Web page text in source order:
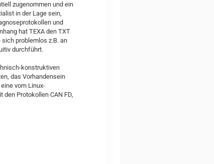
zugenommen und ein
in der Lage sein,
und
hat TEXA den TXT
problemlos z.B. an
durchführt.
konstruktiven
das Vorhandensein
vom Linux-
Protokollen CAN FD,